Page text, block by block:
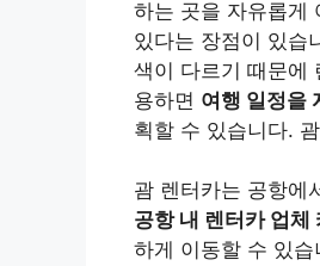
하는 곳을 자유롭게
있다는 장점이 있습
색이 다르기 때문에
용하면 여행 일정을
획할 수 있습니다.
괌 렌터카는 공항에
공항 내 렌터카 업체
하게 이동할 수 있